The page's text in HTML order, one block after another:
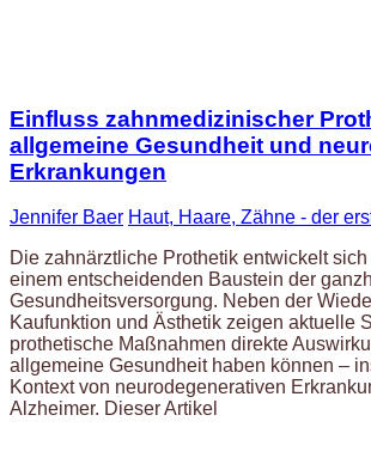
Einfluss zahnmedizinischer
allgemeine Gesundheit und
Erkrankungen
Jennifer Baer Haut, Haare, Zähne - der
Die zahnärztliche Prothetik entwickelt
einem entscheidenden Baustein der
Gesundheitsversorgung. Neben der
Kaufunktion und Ästhetik zeigen aktuelle
prothetische Maßnahmen direkte
allgemeine Gesundheit haben können –
Kontext von neurodegenerativen
Alzheimer. Dieser Artikel